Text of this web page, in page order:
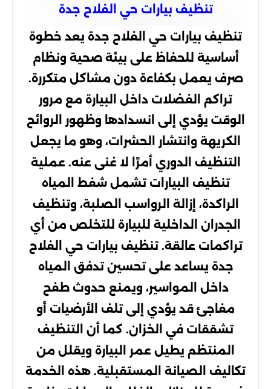
تنظيف بيارات حي الفلاح جدة
تنظيف بيارات حي الفلاح جدة يعد خطوة
أساسية للحفاظ على بيئة صحية ونظام
صرف يعمل بكفاءة دون مشاكل متكررة.
تراكم الفضلات داخل البيارة مع مرور
الوقت يؤدي إلى انسدادها وظهور الروائح
الكريهة وانتشار الحشرات، وهو ما يجعل
التنظيف الدوري أمرًا لا غنى عنه. عملية
تنظيف البيارات تشمل شفط المياه
الراكدة، إزالة الرواسب الصلبة، وتنظيف
الجدران الداخلية للبيارة للتخلص من أي
تراكمات عالقة. تنظيف بيارات حي الفلاح
جدة يساعد على تحسين تدفق المياه
داخل المواسير، ويمنع حدوث طفح
مفاجئ قد يؤدي إلى تلف الأرضيات أو
تشققات في الخزان. كما أن التنظيف
المنتظم يطيل عمر البيارة ويقلل من
تكاليف الصيانة المستقبلية. هذه الخدمة